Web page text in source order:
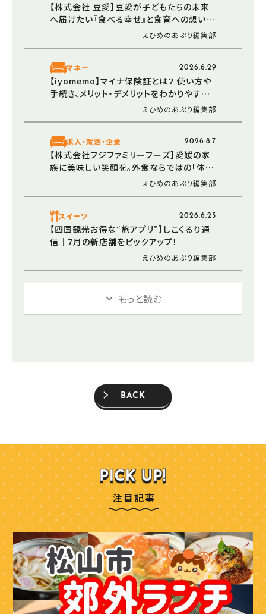
【株式会社 豆愛】豆愛が子どもたちの未来
へ届けたい『食べる幸せ』と食育への想い
えひめのあぷり編集部
マネー 2026.6.29
【iyomemo】マイナ保険証とは？ 使い方や
手続き、メリット・デメリットをわかりやすく
えひめのあぷり編集部
求人・就活・企業 2026.8.7
【株式会社フジファミリーフーズ】愛媛の家
族に美味しい笑顔を。外食ならではの「体験
価値」と地域への温かい思い（愛媛/松山市）
えひめのあぷり編集部
スイーツ 2026.6.25
【四国観光お得な“旅アプリ”】しこくるり通
信｜7月の新店舗をピックアップ！
えひめのあぷり編集部
もっと読む
BACK
注目記事